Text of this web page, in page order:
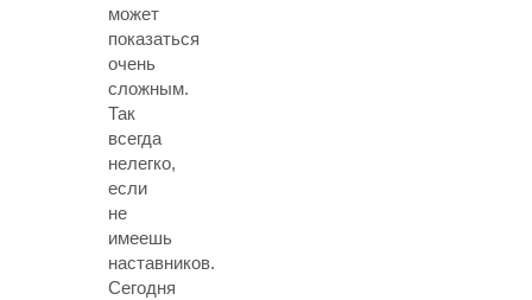
может
показаться
очень
сложным.
Так
всегда
нелегко,
если
не
имеешь
наставников.
Сегодня